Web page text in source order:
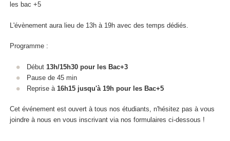
les bac +5
L'évènement aura lieu de 13h à 19h avec des temps dédiés.
Programme :
Début 13h/15h30 pour les Bac+3
Pause de 45 min
Reprise à 16h15 jusqu'à 19h pour les Bac+5
Cet événement est ouvert à tous nos étudiants, n'hésitez pas à vous
joindre à nous en vous inscrivant via nos formulaires ci-dessous !